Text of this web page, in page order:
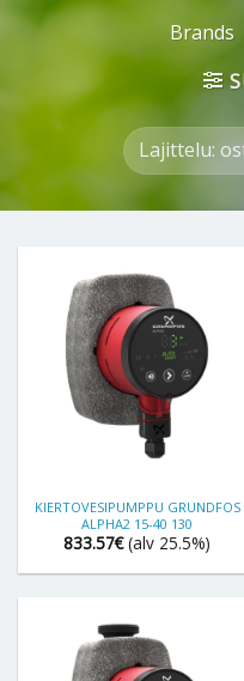
Brands
KIERTOVESIPUMPPU GRUNDFOS
ALPHA2 15-40 130
833.57€ (alv 25.5%)